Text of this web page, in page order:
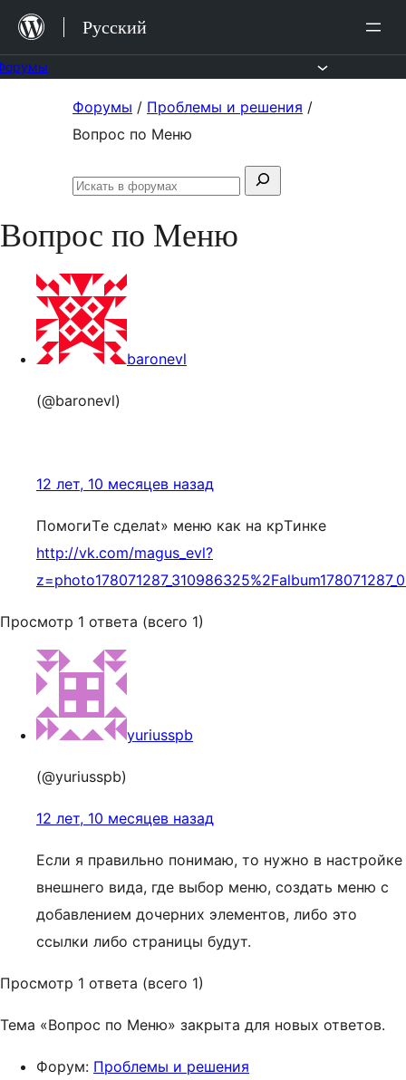
Перейти
содержимому
Русский
Форумы / Проблемы и решения /
Вопрос по Меню
Поиск:
Искать
Вопрос по Меню
baronevl
(@baronevl)
12 лет, 10 месяцев назад
ПомогиTе сделаt» меню как на крTинке
http://vk.com/magus_evl?
Просмотр 1 ответа (всего 1)
yuriusspb
(@yuriusspb)
12 лет, 10 месяцев назад
Если я правильно понимаю, то нужно в настройке
внешнего вида, где выбор меню, создать меню с
добавлением дочерних элементов, либо это
ссылки либо страницы будут.
Просмотр 1 ответа (всего 1)
Тема «Вопрос по Меню» закрыта для новых ответов.
Форум: Проблемы и решения